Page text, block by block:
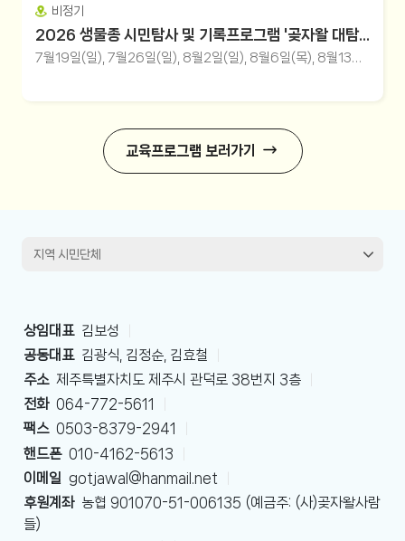
비정기
2026 생물종 시민탐사 및 기록프로그램 '곶자왈 대탐사, 제주 생명을 기록하다'
7월19일(일), 7월26일(일), 8월2일(일), 8월6일(목), 8월13일(목), 8월20일(목)
교육프로그램 보러가기
상임대표 김보성
공동대표 김광식, 김정순, 김효철
주소 제주특별자치도 제주시 관덕로 38번지 3층
전화 064-772-5611
팩스 0503-8379-2941
핸드폰 010-4162-5613
이메일 gotjawal@hanmail.net
후원계좌 농협 901070-51-006135 (예금주: (사)곶자왈사람
들)